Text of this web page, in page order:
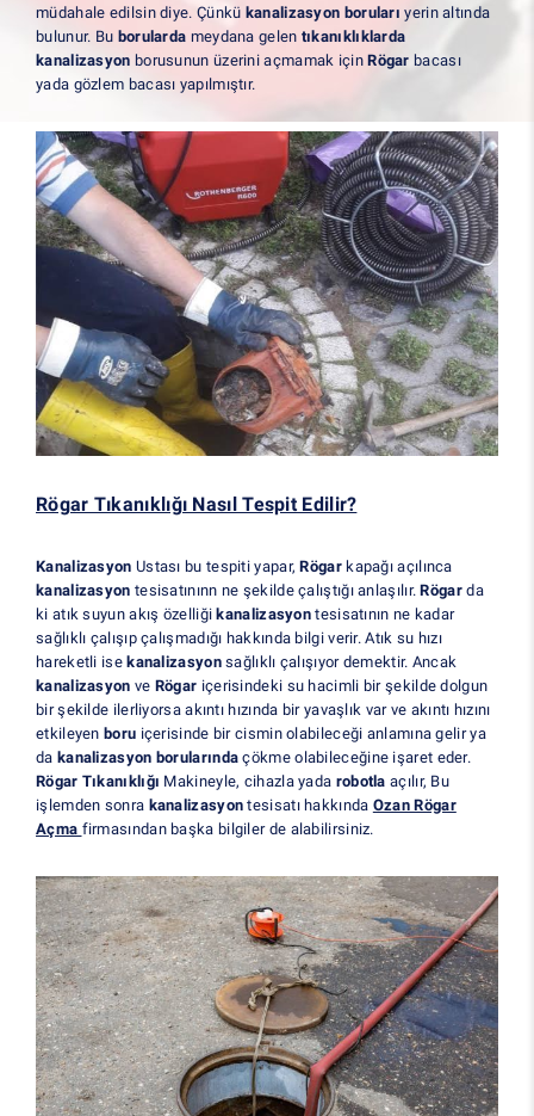
müdahale edilsin diye. Çünkü kanalizasyon boruları yerin altında
bulunur. Bu borularda meydana gelen tıkanıklıklarda
kanalizasyon borusunun üzerini açmamak içinRögar bacası
yada gözlem bacası yapılmıştır.
Rögar Tıkanıklığı Nasıl Tespit Edilir?
Kanalizasyon Ustası bu tespiti yapar,Rögarkapağı açılınca
kanalizasyon tesisatınınn ne şekilde çalıştığı anlaşılır.Rögarda
ki atık suyun akış özelliğikanalizasyon tesisatının ne kadar
sağlıklı çalışıp çalışmadığı hakkında bilgi verir. Atık su hızı
hareketli isekanalizasyonsağlıklı çalışıyor demektir. Ancak
kanalizasyon ve Rögar içerisindeki su hacimli bir şekilde dolgun
bir şekilde ilerliyorsa akıntı hızında bir yavaşlık var ve akıntı hızını
etkileyen boru içerisinde bir cismin olabileceği anlamına gelir ya
da kanalizasyon borularında çökme olabileceğine işaret eder.
Rögar Tıkanıklığı Makineyle, cihazla yada robotla açılır, Bu
işlemden sonra kanalizasyon tesisatı hakkında Ozan Rögar
Açma firmasından başka bilgiler de alabilirsiniz.